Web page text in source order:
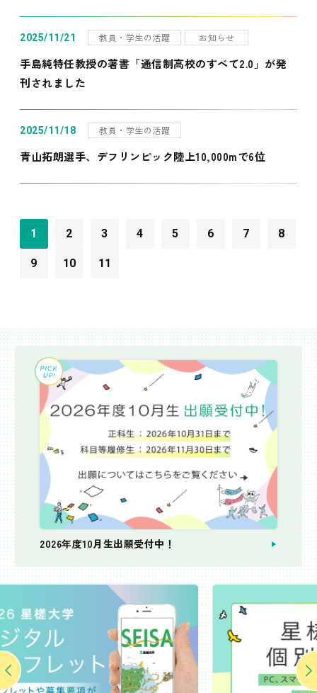
2025/11/21 教員・学生の活躍 お知らせ
手島純特任教授の著書「通信制高校のすべて2.0」が発
刊されました
2025/11/18 教員・学生の活躍
青山拓朗選手、デフリンピック陸上10,000mで6位
1 2 3 4 5 6 7 8
9 10 11
2026年度10月生出願受付中！